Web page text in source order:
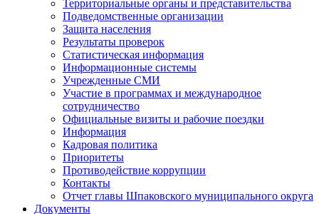
Территориальные органы и представительства
Подведомственные организации
Защита населения
Результаты проверок
Статистическая информация
Информационные системы
Учрежденные СМИ
Участие в программах и международное
сотрудничество
Официальные визиты и рабочие поездки
Информация
Кадровая политика
Приоритеты
Противодействие коррупции
Контакты
Отчет главы Шпаковского муниципального округа
Документы